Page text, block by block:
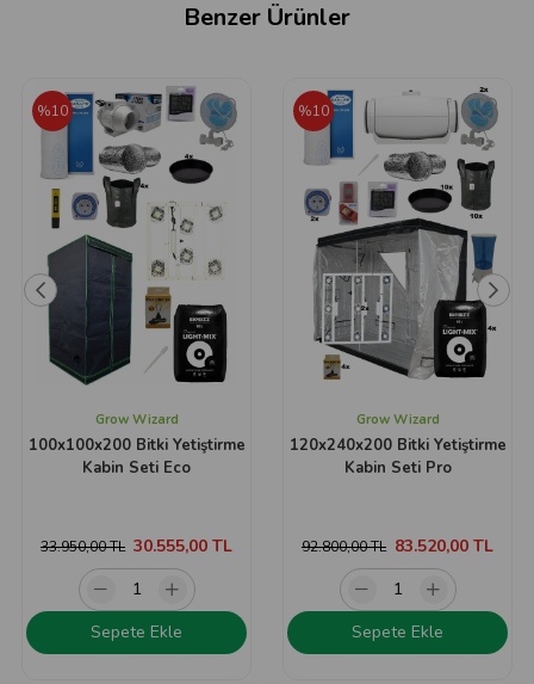
Benzer Ürünler
Grow Wizard
100x100x200 Bitki Yetiştirme
Kabin Seti Eco
30.555,00 TL
33.950,00 TL
%10
Sepete Ekle
Grow Wizard
120x240x200 Bitki Yetiştirme
Kabin Seti Pro
83.520,00 TL
92.800,00 TL
%10
Sepete Ekle